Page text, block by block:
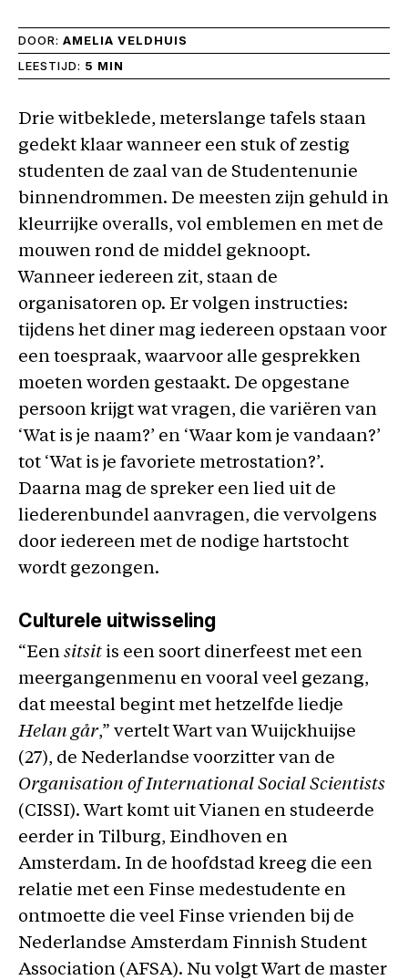
DOOR: AMELIA VELDHUIS
LEESTIJD: 5 MIN
Drie witbeklede, meterslange tafels staan
gedekt klaar wanneer een stuk of zestig
studenten de zaal van de Studentenunie
binnendrommen. De meesten zijn gehuld in
kleurrijke overalls, vol emblemen en met de
mouwen rond de middel geknoopt.
Wanneer iedereen zit, staan de
organisatoren op. Er volgen instructies:
tijdens het diner mag iedereen opstaan voor
een toespraak, waarvoor alle gesprekken
moeten worden gestaakt. De opgestane
persoon krijgt wat vragen, die variëren van
‘Wat is je naam?’ en ‘Waar kom je vandaan?’
tot ‘Wat is je favoriete metrostation?’.
Daarna mag de spreker een lied uit de
liederenbundel aanvragen, die vervolgens
door iedereen met de nodige hartstocht
wordt gezongen.
Culturele uitwisseling
“Een sitsit is een soort dinerfeest met een
meergangenmenu en vooral veel gezang,
dat meestal begint met hetzelfde liedje
Helan går,” vertelt Wart van Wuijckhuijse
(27), de Nederlandse voorzitter van de
Organisation of International Social Scientists
(CISSI). Wart komt uit Vianen en studeerde
eerder in Tilburg, Eindhoven en
Amsterdam. In de hoofdstad kreeg die een
relatie met een Finse medestudente en
ontmoette die veel Finse vrienden bij de
Nederlandse Amsterdam Finnish Student
Association (AFSA). Nu volgt Wart de master